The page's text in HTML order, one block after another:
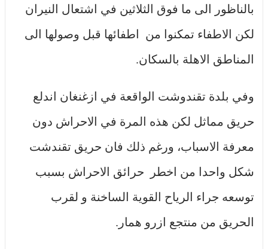
بالناظور الى ما فوق الثلاثين في اشتعال النيران
لكن الاطفاء تمكنوا من اطفائها قبل وصولها الى
المناطق الاهلة بالسكان.
وفي بلدة تقندوشت الواقعة في ازغنغان اندلع
حريق مماثل لكن هذه المرة في الاحراش دون
معرفة الاسباب، ورغم ذلك فان حريق تقندشت
شكل واحدا من اخطر حرائق الاحراش بسبب
توسعه جراء الرياح القوية الساخنة و لقرب
الحريق من منتجع ازرو همار.